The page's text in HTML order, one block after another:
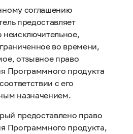
соглашению
предоставляет
неисключительное,
во времени,
отзывное право
Программного продукта
с его
назначением.
предоставлено право
Программного продукта,